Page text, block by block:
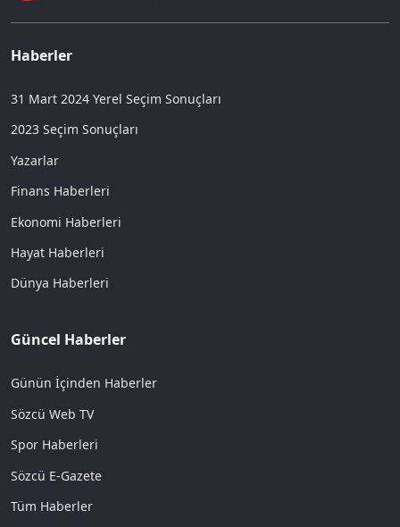
Haberler
31 Mart 2024 Yerel Seçim Sonuçları
2023 Seçim Sonuçları
Yazarlar
Finans Haberleri
Ekonomi Haberleri
Hayat Haberleri
Dünya Haberleri
Güncel Haberler
Günün İçinden Haberler
Sözcü Web TV
Spor Haberleri
Sözcü E-Gazete
Tüm Haberler